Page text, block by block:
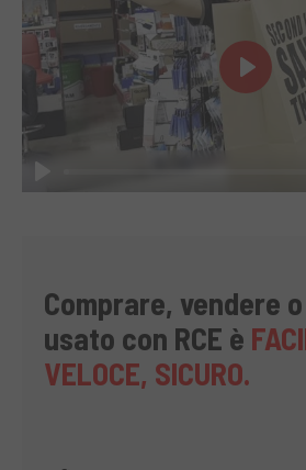
Play
Play
Comprare, vendere
usato con RCE è
VELOCE, SICURO.